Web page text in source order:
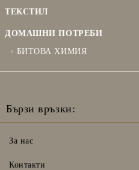
ТЕКСТИЛ
ДОМАШНИ ПОТРЕБИ
БИТОВА ХИМИЯ
Бързи връзки:
За нас
Контакти